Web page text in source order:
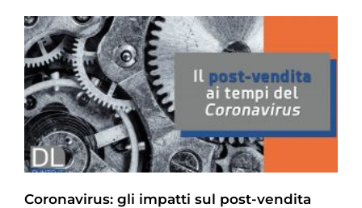
Coronavirus: gli impatti sul post-vendita